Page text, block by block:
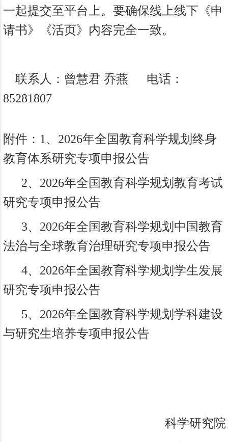
一起提交至平台上。要确保线上线下《申
请书》《活页》内容完全一致。
联系人：曾慧君 乔燕 电话：
85281807
附件： 1、 2026年全国教育科学规划终身
教育体系研究专项申报公告
2、 2026年全国教育科学规划教育考试
研究专项申报公告
3、 2026年全国教育科学规划中国教育
法治与全球教育治理研究专项申报公告
4、 2026年全国教育科学规划学生发展
研究专项申报公告
5、2026年全国教育科学规划学科建设
与研究生培养专项申报公告
科学研究院